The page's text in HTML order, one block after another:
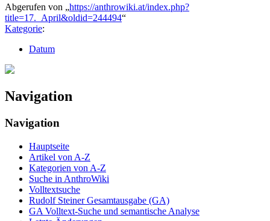
Abgerufen von „https://anthrowiki.at/index.php?
title=17._April&oldid=244494“
Kategorie:
Datum
Navigation
Navigation
Hauptseite
Artikel von A-Z
Kategorien von A-Z
Suche in AnthroWiki
Volltextsuche
Rudolf Steiner Gesamtausgabe (GA)
GA Volltext-Suche und semantische Analyse